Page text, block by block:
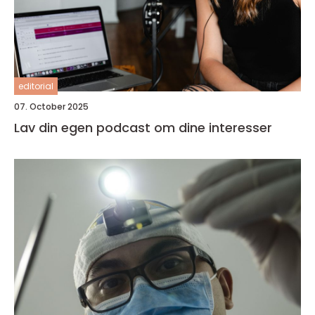
editorial
07. October 2025
Lav din egen podcast om dine interesser